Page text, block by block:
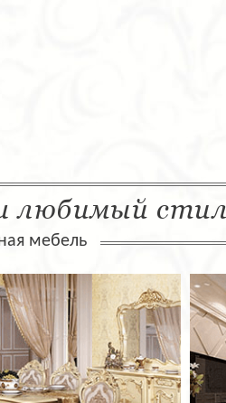
любимый
мебель